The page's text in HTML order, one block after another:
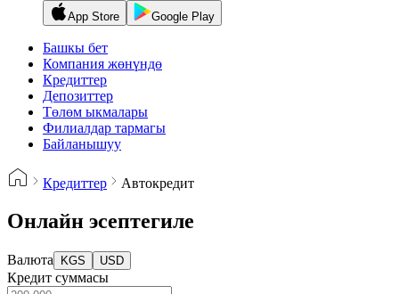
App Store Google Play
Башкы бет
Компания жөнүндө
Кредиттер
Депозиттер
Төлөм ыкмалары
Филиалдар тармагы
Байланышуу
Кредиттер Автокредит
Онлайн эсептегиле
Валюта KGS USD
Кредит суммасы